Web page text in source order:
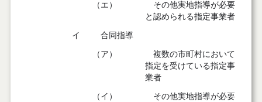
（エ）
その他実地指導が必要
と認められる指定事業者
イ 合同指導
（ア）
複数の市町村において
指定を受けている指定事
業者
（イ）
その他実地指導が必要